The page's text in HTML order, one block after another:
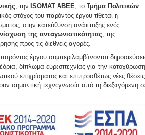
, την ISOMAT ABEE, το Τμήμα Πολιτικών
στόχος του παρόντος έργου τίθεται η
στην κατεύθυνση ανάπτυξης ενός
της ανταγωνιστικότητας, της
προς τις διεθνείς αγορές.
έργου συμπεριλαμβάνονται
δίπλωμα ευρεσιτεχνίας για την κατοχύρωση
επιχρίσματος και επιπροσθέτως νέες θέσεις
σημαντική τεχνογνωσία από τη διεξαγόμενη